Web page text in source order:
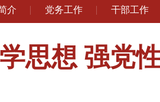
介 党务工作 干部工作
思想 强党